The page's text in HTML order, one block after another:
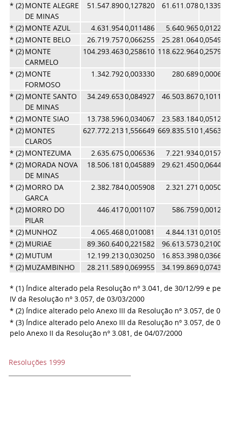
* (2)MONTE ALEGRE
DE MINAS
51.547.8900,127820 61.611.078
* (2)MONTE AZUL 4.631.9540,011486 5.640.965
* (2)MONTE BELO 26.719.7570,066255 25.281.064
* (2)MONTE
CARMELO
104.293.4630,258610 118.622.964
* (2)MONTE
FORMOSO
1.342.7920,003330 280.689
* (2)MONTE SANTO
DE MINAS
34.249.6530,084927 46.503.867
* (2)MONTE SIAO 13.738.5960,034067 23.583.184
* (2)MONTES
CLAROS
627.772.2131,556649 669.835.510
* (2)MONTEZUMA 2.635.6750,006536 7.221.934
* (2)MORADA NOVA
DE MINAS
18.506.181 0,045889 29.621.450
* (2)MORRO DA
GARCA
2.382.7840,005908 2.321.271
* (2)MORRO DO
PILAR
446.4170,001107 586.759
* (2)MUNHOZ 4.065.4680,010081 4.844.131
* (2)MURIAE 89.360.6400,221582 96.613.573
* (2)MUTUM 12.199.2130,030250 16.853.398
* (2)MUZAMBINHO 28.211.5890,069955 34.199.869
* (1) Índice alterado pela Resolução nº 3.041, de 30/12/99 e
IV da Resolução nº 3.057, de 03/03/2000
* (2) Índice alterado pelo Anexo III da Resolução nº 3.057, de
* (3) Índice alterado pelo Anexo III da Resolução nº 3.057, de
pelo Anexo II da Resolução nº 3.081, de 04/07/2000
Resoluções 1999